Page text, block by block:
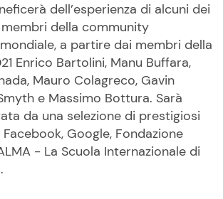
dell’esperienza di alcuni dei
della community
a partire dai membri della
Enrico Bartolini, Manu Buffara,
Mauro Colagreco, Gavin
e Massimo Bottura. Sarà
da una selezione di prestigiosi
Google, Fondazione
- La Scuola Internazionale di